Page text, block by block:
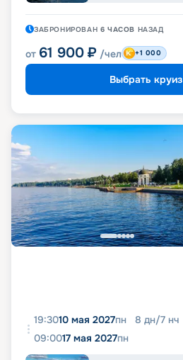
ЗАБРОНИРОВАН 6 ЧАСОВ НАЗАД
от 61 900 ₽ /чел +1 000
Выбрать круиз
19:3010 мая 2027пн 8 дн/7 нч
09:0017 мая 2027пн